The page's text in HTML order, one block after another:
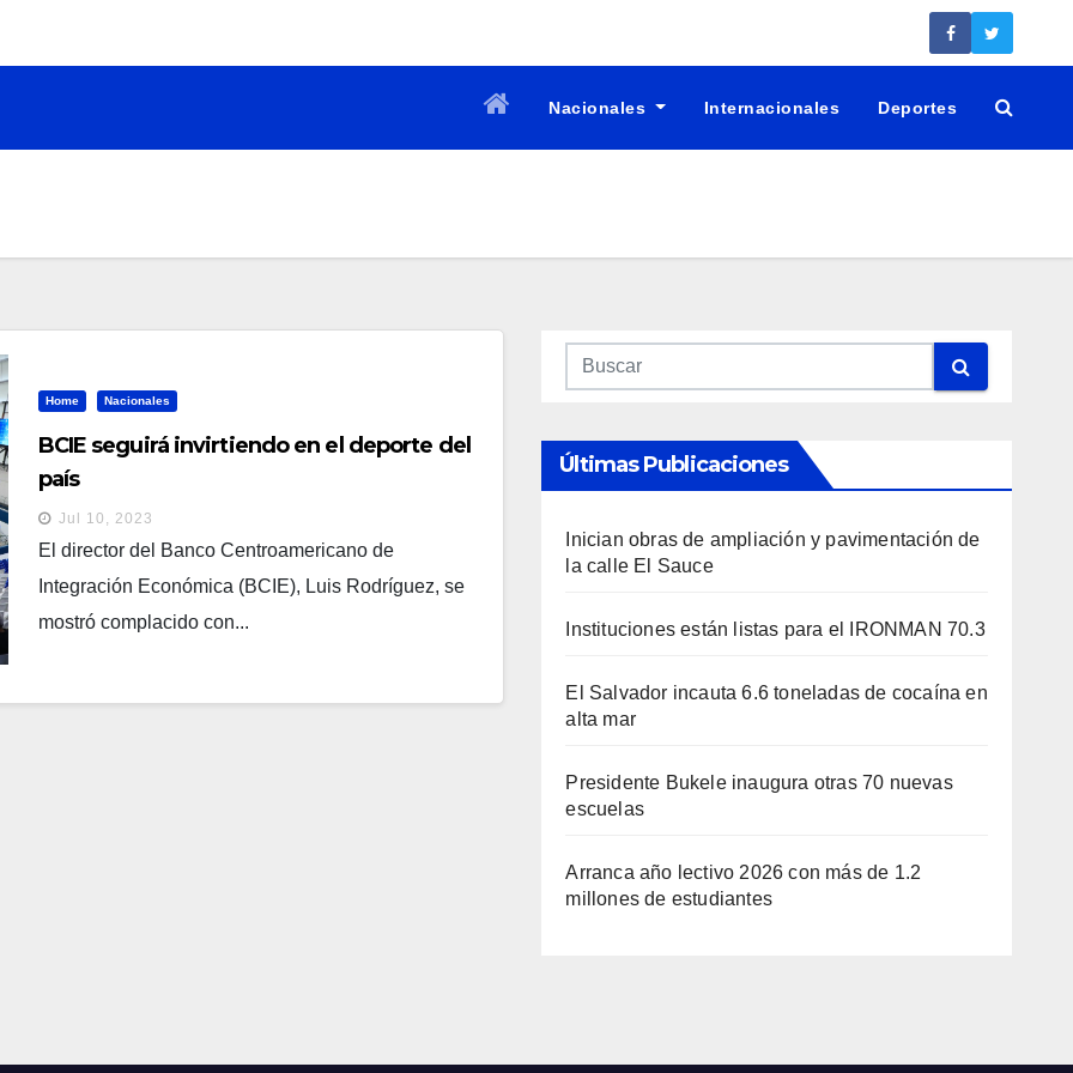
Nacionales Internacionales Deportes
Home Nacionales
BCIE seguirá invirtiendo en el deporte del
país
Jul 10, 2023
El director del Banco Centroamericano de
Integración Económica (BCIE), Luis Rodríguez, se
mostró complacido con...
Últimas Publicaciones
Inician obras de ampliación y pavimentación de
la calle El Sauce
Instituciones están listas para el IRONMAN 70.3
El Salvador incauta 6.6 toneladas de cocaína en
alta mar
Presidente Bukele inaugura otras 70 nuevas
escuelas
Arranca año lectivo 2026 con más de 1.2
millones de estudiantes